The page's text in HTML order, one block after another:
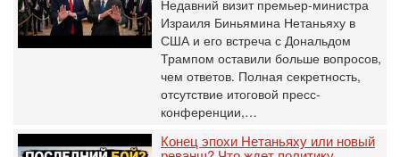
Недавний визит премьер-министра
Израиля Биньямина Нетаньяху в
США и его встреча с Дональдом
Трампом оставили больше вопросов,
чем ответов. Полная секретность,
отсутствие итоговой пресс-
конференции,…
Конец эпохи Нетаньяху или новый